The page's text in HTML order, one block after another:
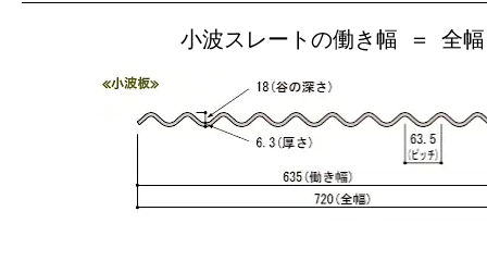
小波スレートの働き幅 ＝ 全